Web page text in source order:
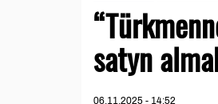
satyn
06.11.2025 - 14:52